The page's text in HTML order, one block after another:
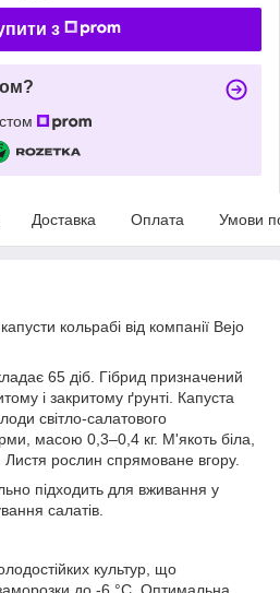
з
Доставка Оплата Умови
кольрабі від компанії Bejo
65 діб. Гібрид призначений
і закритому ґрунті. Капуста
світло-салатового
масою 0,3–0,4 кг. М'якоть біла,
рослин спрямоване вгору.
підходить для вживання у
салатів.
культур, що
до -6 °С. Оптимальна